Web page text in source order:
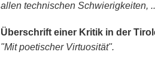
allen technischen Schwierigkeiten,
Überschrift einer Kritik in der
"Mit poetischer Virtuosität".